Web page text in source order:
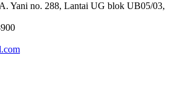
Yani no. 288, Lantai UG blok UB05/03,